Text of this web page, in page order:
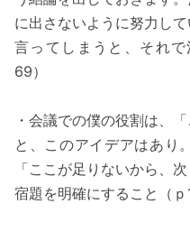
に出さないように努力し
言ってしまうと、それ
69）
・会議での僕の役割は、
と、このアイデアはあり
「ここが足りないから、
宿題を明確にすること（ｐ